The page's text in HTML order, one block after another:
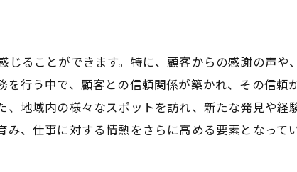
鹿屋市での基礎知識
資格取得のポイント
ることができます。特に、顧客からの感謝の声や
行う中で、顧客との信頼関係が築かれ、その信頼
地域内の様々なスポットを訪れ、新たな発見や経
、仕事に対する情熱をさらに高める要素となってい